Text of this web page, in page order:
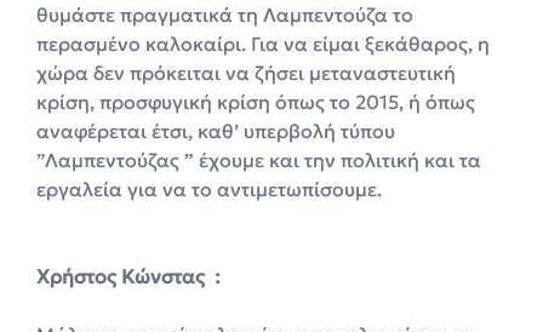
θυμάστε πραγματικά τη Λαμπεντούζα το
περασμένο καλοκαίρι. Για να είμαι ξεκάθαρος, η
χώρα δεν πρόκειται να ζήσει μεταναστευτική
κρίση, προσφυγική κρίση όπως το 2015, ή όπως
αναφέρεται έτσι, καθ’ υπερβολή τύπου
”Λαμπεντούζας ” έχουμε και την πολιτική και τα
εργαλεία για να το αντιμετωπίσουμε.
Xρήστος Κώνστας :